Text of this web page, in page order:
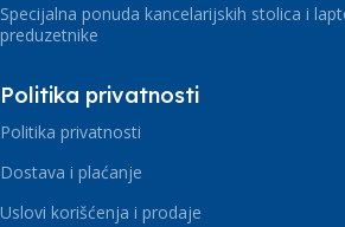
Specijalna ponuda kancelarijskih stolica i
preduzetnike
Politika privatnosti
Politika privatnosti
Dostava i plaćanje
Uslovi korišćenja i prodaje